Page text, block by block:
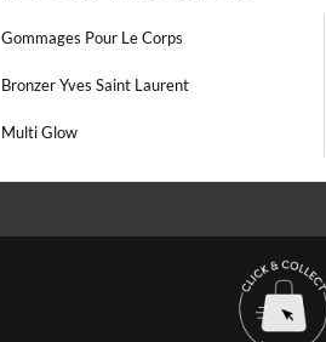
Gommages Pour Le Corps
Bronzer Yves Saint Laurent
Multi Glow